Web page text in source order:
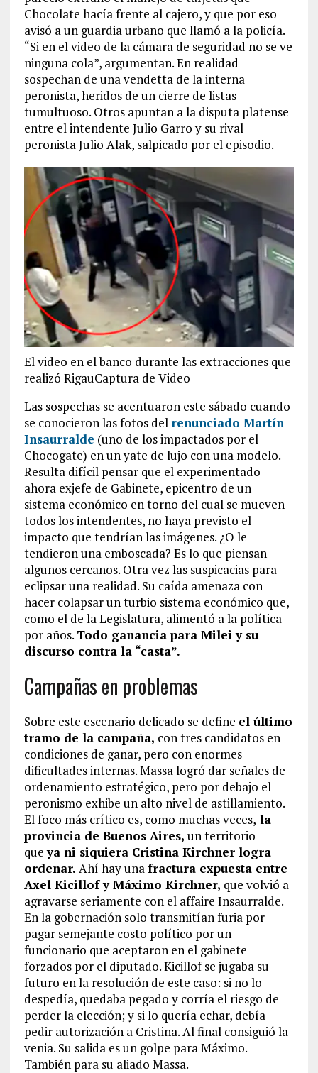
Chocolate hacía frente al cajero, y que por eso
avisó a un guardia urbano que llamó a la policía.
“Si en el video de la cámara de seguridad no se ve
ninguna cola”, argumentan. En realidad
sospechan de una vendetta de la interna
peronista, heridos de un cierre de listas
tumultuoso. Otros apuntan a la disputa platense
entre el intendente Julio Garro y su rival
peronista Julio Alak, salpicado por el episodio.
El video en el banco durante las extracciones que
realizó RigauCaptura de Video
Las sospechas se acentuaron este sábado cuando
se conocieron las fotos del renunciado Martín
Insaurralde (uno de los impactados por el
Chocogate) en un yate de lujo con una modelo.
Resulta difícil pensar que el experimentado
ahora exjefe de Gabinete, epicentro de un
sistema económico en torno del cual se mueven
todos los intendentes, no haya previsto el
impacto que tendrían las imágenes. ¿O le
tendieron una emboscada? Es lo que piensan
algunos cercanos. Otra vez las suspicacias para
eclipsar una realidad. Su caída amenaza con
hacer colapsar un turbio sistema económico que,
como el de la Legislatura, alimentó a la política
por años. Todo ganancia para Milei y su
discurso contra la “casta”.
Campañas en problemas
Sobre este escenario delicado se define el último
tramo de la campaña, con tres candidatos en
condiciones de ganar, pero con enormes
dificultades internas. Massa logró dar señales de
ordenamiento estratégico, pero por debajo el
peronismo exhibe un alto nivel de astillamiento.
El foco más crítico es, como muchas veces, la
provincia de Buenos Aires, un territorio
queya ni siquiera Cristina Kirchner logra
ordenar. Ahí hay unafractura expuesta entre
Axel Kicillof y Máximo Kirchner, que volvió a
agravarse seriamente con el affaire Insaurralde.
En la gobernación solo transmitían furia por
pagar semejante costo político por un
funcionario que aceptaron en el gabinete
forzados por el diputado. Kicillof se jugaba su
futuro en la resolución de este caso: si no lo
despedía, quedaba pegado y corría el riesgo de
perder la elección; y si lo quería echar, debía
pedir autorización a Cristina. Al final consiguió la
venia. Su salida es un golpe para Máximo.
También para su aliado Massa.